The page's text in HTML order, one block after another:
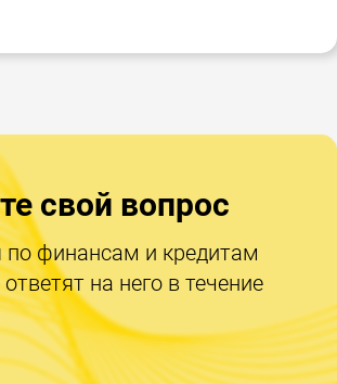
свой вопрос
по финансам и кредитам
на него в течение